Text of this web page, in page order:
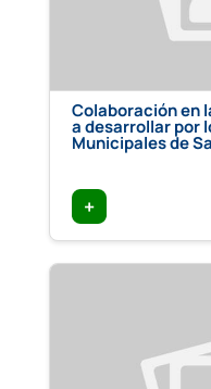
Colaboración en
a desarrollar por
Municipales de
+